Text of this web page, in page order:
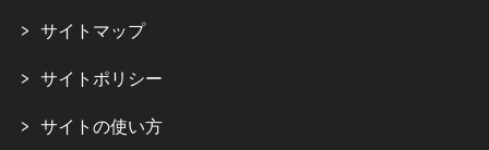
サイトマップ
サイトポリシー
サイトの使い方